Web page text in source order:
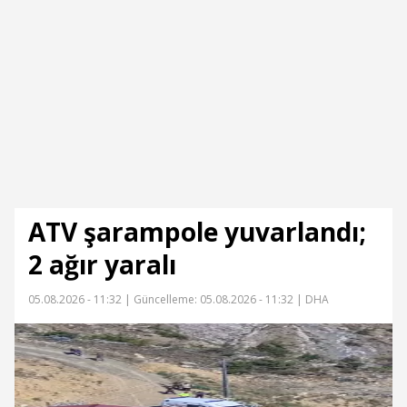
ATV şarampole yuvarlandı;
2 ağır yaralı
05.08.2026 - 11:32 | Güncelleme: 05.08.2026 - 11:32 | DHA